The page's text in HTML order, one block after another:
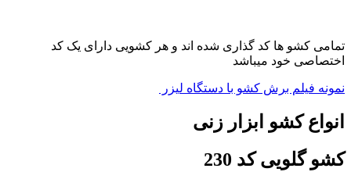
تمامی کشو ها کد گذاری شده اند و هر کشویی دارای یک کد
اختصاصی خود میباشد
نمونه فیلم برش کشو با دستگاه لیزر
انواع کشو ابزار زنی
کشو گلویی کد 230